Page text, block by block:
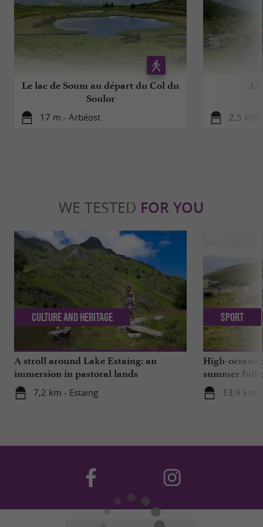
Le lac de Soum au départ du Col du
Soulor
17 m - Arbéost 2,5 km
WE TESTED FOR YOU
A stroll around Lake Estaing: an
immersion in pastoral lands
7,2 km - Estaing
Culture and Heritage
High-octane
summer full
13,9 km -
Sport